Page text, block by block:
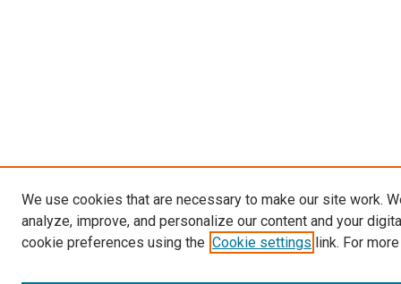
We use cookies that are necessary to make our site work.
analyze, improve, and personalize our content and your
cookie preferences using the Cookie settings link. For